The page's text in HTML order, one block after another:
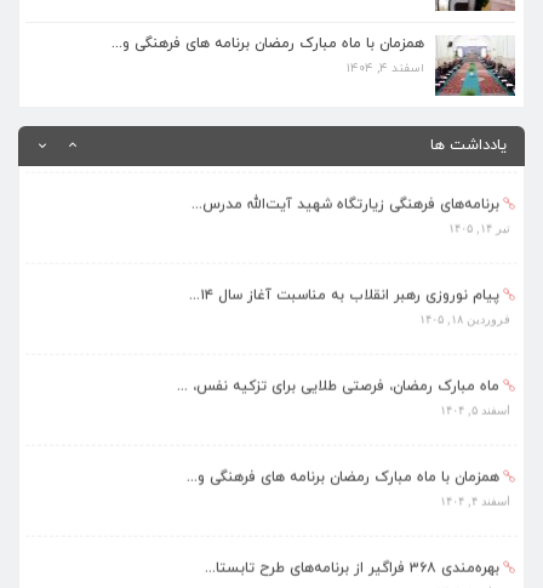
همزمان با ماه مبارک رمضان برنامه های فرهنگی و...
اسفند ۴, ۱۴۰۴
یادداشت ها
همزمان با ماه مبارک رمضان برنامه های فرهنگی و...
اسفند ۴, ۱۴۰۴
برنامه‌های فرهنگی زیارتگاه شهید آیت‌الله مدرس...
پیام نوروزی رهبر انقلاب به مناسبت آغاز سال ۱۴...
فروردین ۱۸, ۱۴۰۵
ماه مبارک رمضان، فرصتی طلایی برای تزکیه نفس، ...
اسفند ۵, ۱۴۰۴
همزمان با ماه مبارک رمضان برنامه های فرهنگی و...
اسفند ۴, ۱۴۰۴
بهره‌مندی ۳۶۸ فراگیر از برنامه‌های طرح تابستا...